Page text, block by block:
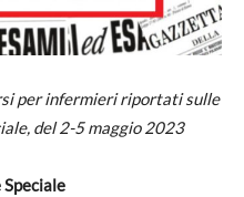
per infermieri riportati sulle
del 2-5 maggio 2023
Speciale